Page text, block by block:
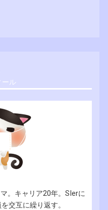
ール
。キャリア20年。SIerに
交互に繰り返す。